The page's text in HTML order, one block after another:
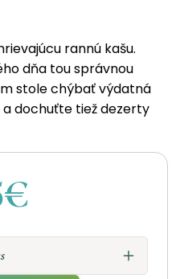
rannú kašu.
dňa tou správnou
stole chýbať výdatná
dochuťte tiež dezerty